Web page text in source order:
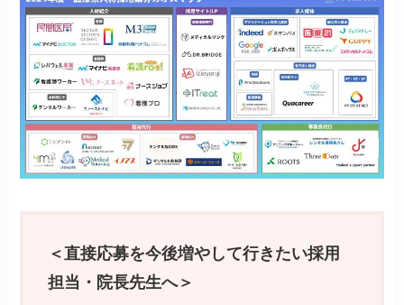
＜直接応募を今後増やして行きたい採用
担当・院長先生へ＞